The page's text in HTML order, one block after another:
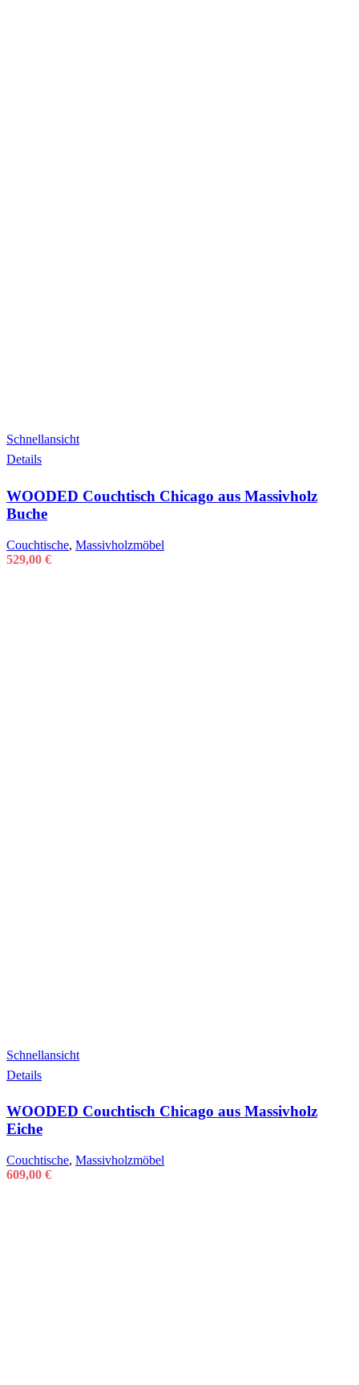
Schnellansicht
Details
WOODED Couchtisch Chicago aus Massivholz
Buche
Couchtische, Massivholzmöbel
529,00 €
Schnellansicht
Details
WOODED Couchtisch Chicago aus Massivholz
Eiche
Couchtische, Massivholzmöbel
609,00 €